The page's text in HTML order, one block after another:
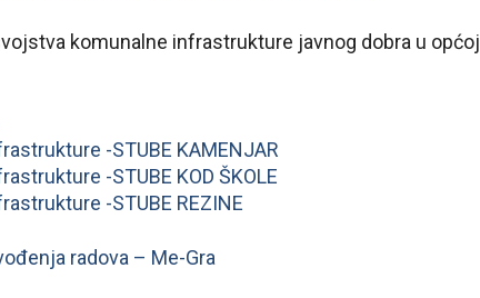
komunalne infrastrukture javnog dobra u općoj
-STUBE KAMENJAR
-STUBE KOD ŠKOLE
-STUBE REZINE
radova – Me-Gra